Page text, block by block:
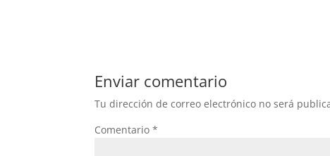
b
o
o
k
A
p
p
Enviar comentario
Tu dirección de correo electrónico no será
Comentario*